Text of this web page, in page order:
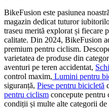
BikeFusion este pasiunea
magazin dedicat tuturor
traseu merită explorat și fiecare
calitate. Din 2024, BikeFusion
premium pentru ciclism.
varietatea de produse din
aventuri pe teren accidentat,
control maxim, Lumini pentru
siguranță, Piese pentru bicicletă
pentru ciclism concepute
condiții și multe alte categorii de